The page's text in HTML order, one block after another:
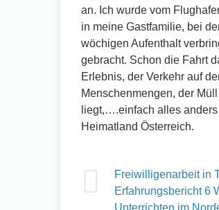
an. Ich wurde vom
in meine Gastfamilie, bei
wöchigen Aufenthalt
gebracht. Schon die Fahrt
Erlebnis, der Verkehr auf
Menschenmengen, der Müll
liegt,….einfach alles
Heimatland Österreich.
Freiwilligenarbeit in
Erfahrungsbericht 6
Unterrichten im